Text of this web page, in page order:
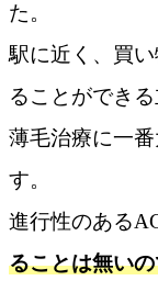
た。
駅に近く、買
ることができ
薄毛治療に一
す。
進行性のある
ることは無い